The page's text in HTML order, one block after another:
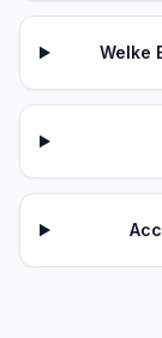
Welke